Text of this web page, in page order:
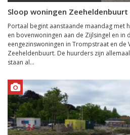
Sloop woningen
Portaal begint aanstaande maandag met
en bovenwoningen aan de Zijlsingel en in
eengezinswoningen in Trompstraat en de
Zeeheldenbuurt. De huurders zijn
staan al...